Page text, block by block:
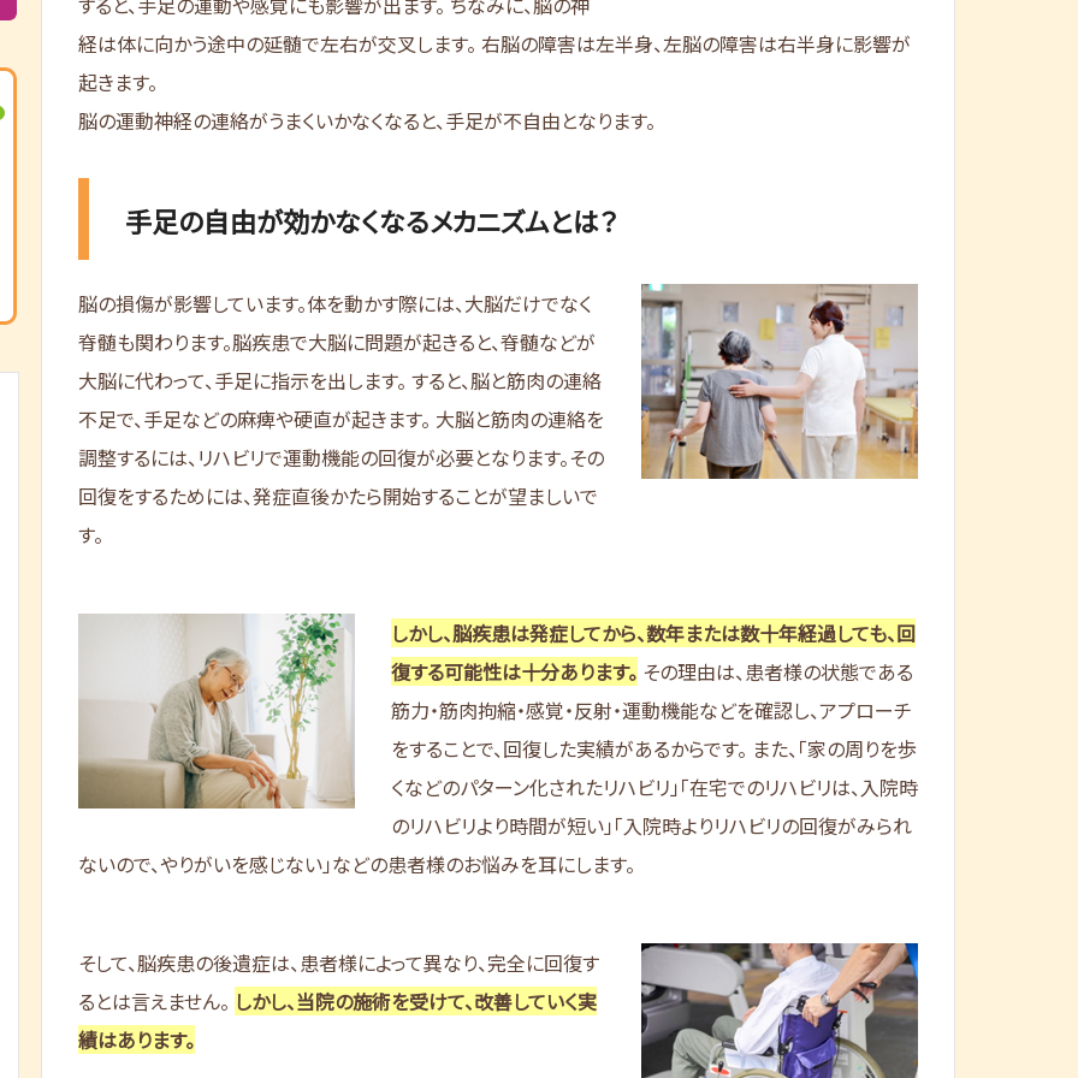
経は体に向かう途中の延髄で左右が交叉します。 右脳の障害は左半身、左脳の障害は右半身に影響が
起きます。
脳の運動神経の連絡がうまくいかなくなると、手足が不自由となります。
手足の自由が効かなくなるメカニズムとは？
脳の損傷が影響しています。体を動かす際には、大脳だけでなく
脊髄も関わります。脳疾患で大脳に問題が起きると、脊髄などが
大脳に代わって、手足に指示を出します。 すると、脳と筋肉の連絡
不足で、手足などの麻痺や硬直が起きます。 大脳と筋肉の連絡を
調整するには、リハビリで運動機能の回復が必要となります。その
回復をするためには、発症直後かたら開始することが望ましいで
す。
しかし、脳疾患は発症してから、数年または数十年経過しても、回
復する可能性は十分あります。 その理由は、患者様の状態である
筋力・筋肉拘縮・感覚・反射・運動機能などを確認し、アプローチ
をすることで、回復した実績があるからです。 また、「家の周りを歩
くなどのパターン化されたリハビリ」「在宅でのリハビリは、入院時
のリハビリより時間が短い」「入院時よりリハビリの回復がみられ
ないので、やりがいを感じない」などの患者様のお悩みを耳にします。
そして、脳疾患の後遺症は、患者様によって異なり、完全に回復す
るとは言えません。 しかし、当院の施術を受けて、改善していく実
績はあります。